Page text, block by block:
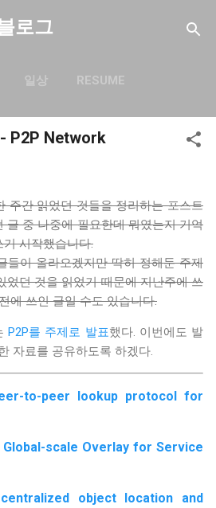
텐츠로 건너뛰기
로그
일상 RESUME
BLOG.SEULGI.DEV
P2P Network
주간 읽었던 것들을 정리하는 포스트
글 중 나중에 필요한데 뭐였는지 기억
시작했습니다.
들이 올라오겠지만 딱히 정해둔 주제
었던 것을 읽었기 때문에 지난주에 쓰
에 쓰인 글일 수도 있습니다.
P2P를 주제로 발표했다. 이번에도 발
자료를 공유하도록 하겠다.
to-peer lookup protocol for
scale Overlay for Service
object location and